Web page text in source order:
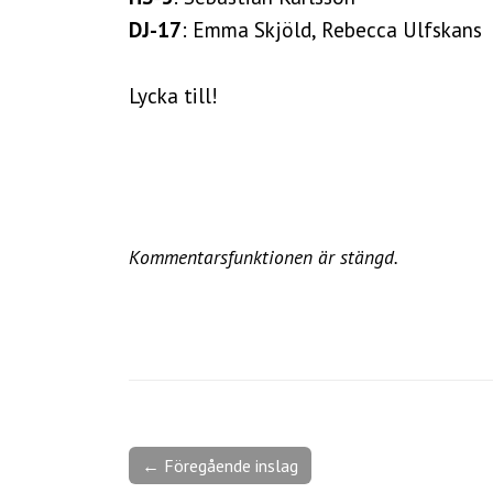
DJ-17: Emma Skjöld, Rebecca Ulfskans
Lycka till!
Kommentarsfunktionen är stängd.
← Föregående inslag